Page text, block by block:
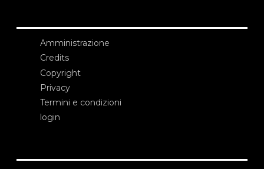
Amministrazione
Credits
Copyright
Privacy
Termini e condizioni
login